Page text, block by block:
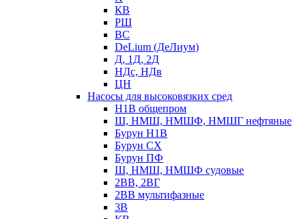
КВ
РШ
ВС
DeLium (ДеЛиум)
Д, 1Д, 2Д
НДс, НДв
ЦН
Насосы для высоковязких сред
Н1В общепром
Ш, НМШ, НМШФ, НМШГ нефтяные
Бурун Н1В
Бурун СХ
Бурун ПФ
Ш, НМШ, НМШФ судовые
2ВВ, 2ВГ
2ВВ мультифазные
3В